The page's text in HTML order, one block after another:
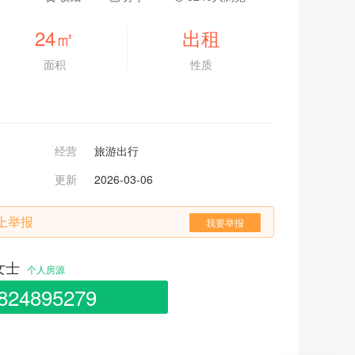
24㎡
面积
出租
性质
经营
旅游出行
更新
2026-03-06
举报 我要举报
士 个人房源